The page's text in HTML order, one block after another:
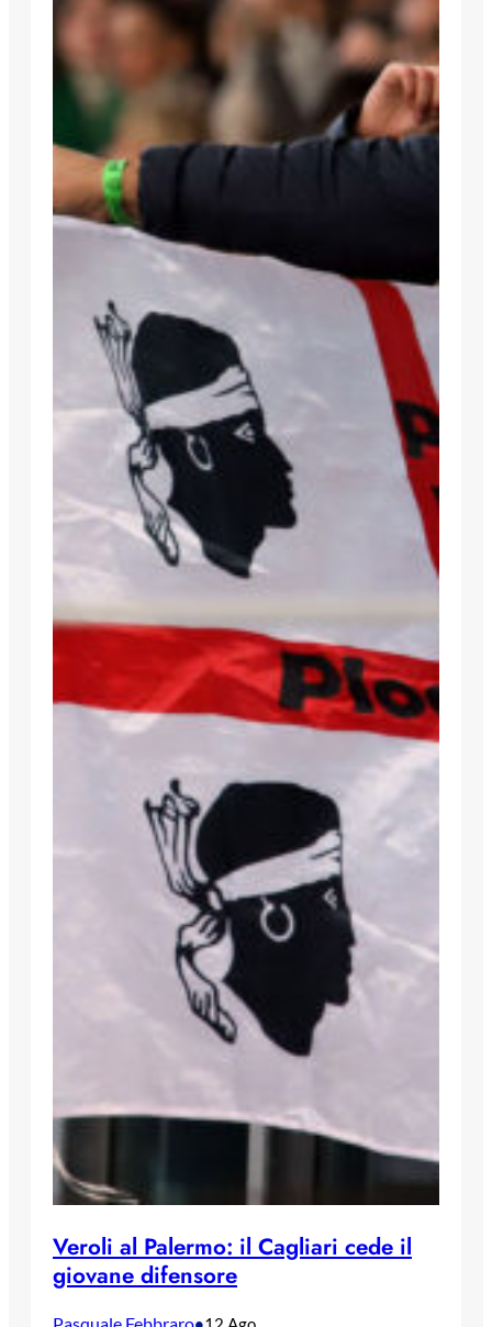
Veroli al Palermo: il Cagliari cede il
giovane difensore
Pasquale Febbraro